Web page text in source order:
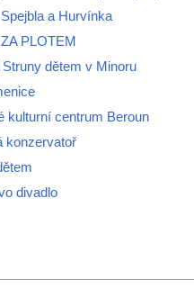
a Hurvínka
PLOTEM
Struny dětem v Minoru
kulturní centrum Beroun
konzervatoř
divadlo